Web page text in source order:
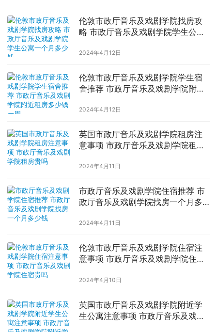
伦敦市政厅音乐及戏剧学院找房攻
略 市政厅音乐及戏剧学院学生公寓
2024年4月12日
伦敦市政厅音乐及戏剧学院学生宿
舍推荐 市政厅音乐及戏剧学院附近
2024年4月12日
英国市政厅音乐及戏剧学院租房注
意事项 市政厅音乐及戏剧学院租房
2024年4月11日
市政厅音乐及戏剧学院住宿推荐 市
政厅音乐及戏剧学院找房一个月多
2024年4月11日
伦敦市政厅音乐及戏剧学院住宿注
意事项 市政厅音乐及戏剧学院住宿
2024年4月10日
英国市政厅音乐及戏剧学院附近学
生公寓注意事项 市政厅音乐及戏剧